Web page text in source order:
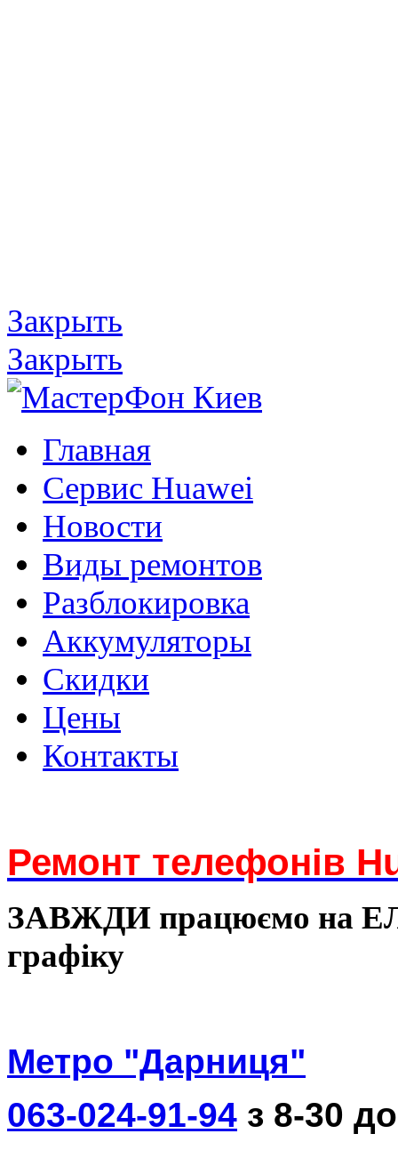
Закрыть
Закрыть
Главная
Сервис Huawei
Новости
Виды ремонтов
Разблокировка
Аккумуляторы
Скидки
Цены
Контакты
Ремонт телефонів
ЗАВЖДИ працюємо на
графіку
Метро "Дарниця"
063-024-91-94 з 8-30